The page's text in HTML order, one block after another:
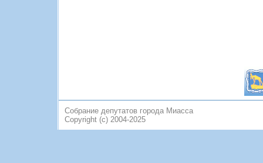
Собрание депутатов города Миасса
Copyright (c) 2004-2025